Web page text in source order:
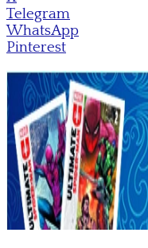
Telegram
WhatsApp
Pinterest